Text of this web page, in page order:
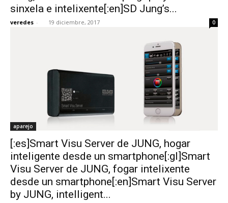
sinxela e intelixente[:en]SD Jung’s...
veredes - 19 diciembre, 2017 0
aparejo
[:es]Smart Visu Server de JUNG, hogar
inteligente desde un smartphone[:gl]Smart
Visu Server de JUNG, fogar intelixente
desde un smartphone[:en]Smart Visu Server
by JUNG, intelligent...